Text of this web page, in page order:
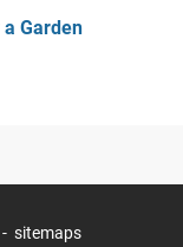
a Garden
sitemaps